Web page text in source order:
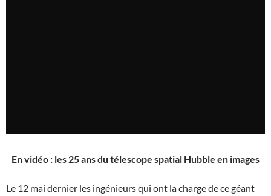
En vidéo : les 25 ans du télescope spatial Hubble en images
Le 12 mai dernier les ingénieurs qui ont la charge de ce géant